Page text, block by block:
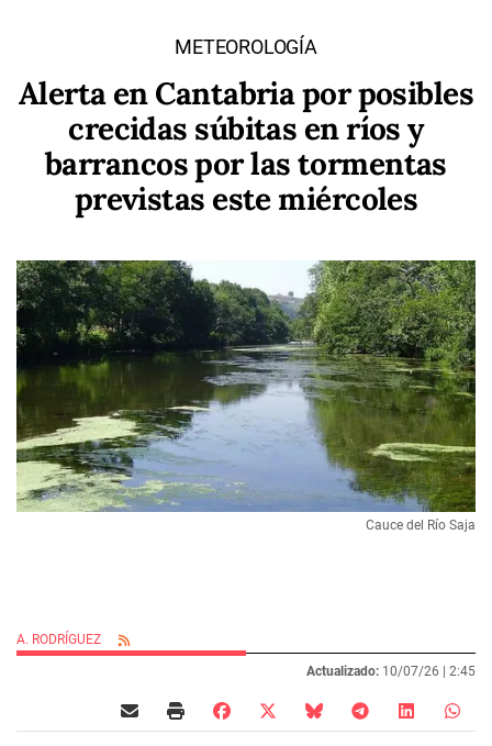
METEOROLOGÍA
Alerta en Cantabria por posibles
crecidas súbitas en ríos y
barrancos por las tormentas
previstas este miércoles
Cauce del Río Saja
A. RODRÍGUEZ
Actualizado: 10/07/26 | 2:45